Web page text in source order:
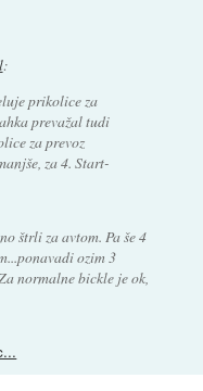
:
prikolice za
prevažal tudi
za prevoz
za 4. Start-
štrli za avtom. Pa še 4
ozim 3
normalne bickle je ok,